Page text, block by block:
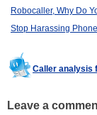
Robocaller, Why Do
Stop Harassing
Caller analysis
Leave a